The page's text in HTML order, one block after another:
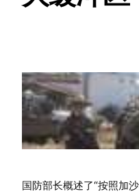
国防部长概述了“按照加